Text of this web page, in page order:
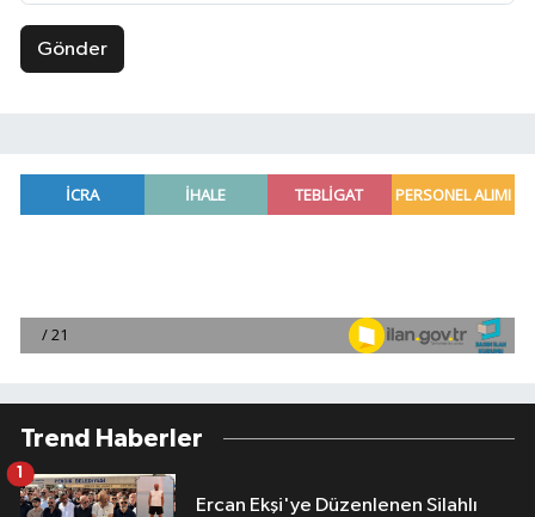
Gönder
Trend Haberler
Ercan Ekşi'ye Düzenlenen Silahlı
1